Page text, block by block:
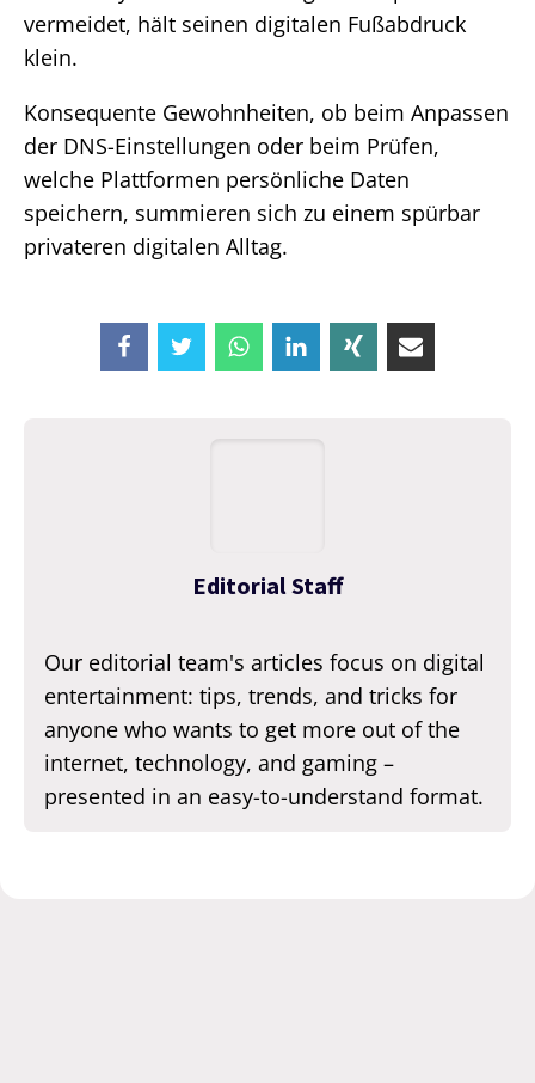
vermeidet, hält seinen digitalen Fußabdruck
klein.
Konsequente Gewohnheiten, ob beim Anpassen
der DNS-Einstellungen oder beim Prüfen,
welche Plattformen persönliche Daten
speichern, summieren sich zu einem spürbar
privateren digitalen Alltag.
Editorial Staff
Our editorial team's articles focus on digital
entertainment: tips, trends, and tricks for
anyone who wants to get more out of the
internet, technology, and gaming –
presented in an easy-to-understand format.